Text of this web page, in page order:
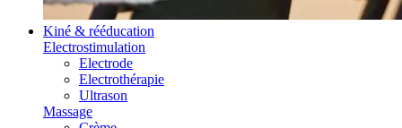
Kiné & rééducation
Electrostimulation
Electrode
Electrothérapie
Ultrason
Massage